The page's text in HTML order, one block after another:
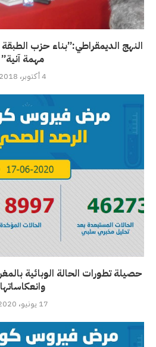
النهج الديمقراطي:”بناء حزب
مهمة آنية”
4 أكتوبر، 2018
وانعكاساتها
17 يونيو، 2020